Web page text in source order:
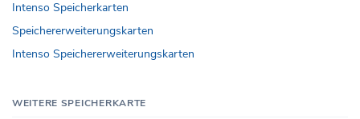
Intenso Speicherkarten
Speichererweiterungskarten
Intenso Speichererweiterungskarten
WEITERE SPEICHERKARTE